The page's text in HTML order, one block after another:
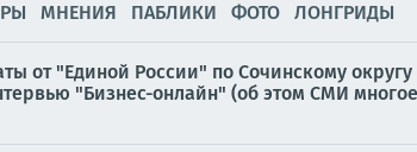
МНЕНИЯ ПАБЛИКИ ФОТО ЛОНГРИДЫ
от "Единой России" по Сочинскому
"Бизнес-онлайн" (об этом СМИ многое